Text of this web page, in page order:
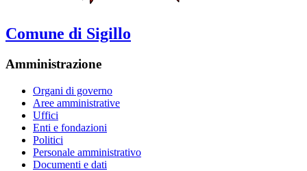
Comune di Sigillo
Amministrazione
Organi di governo
Aree amministrative
Uffici
Enti e fondazioni
Politici
Personale amministrativo
Documenti e dati